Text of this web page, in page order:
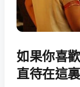
如果你喜
直待在這裏